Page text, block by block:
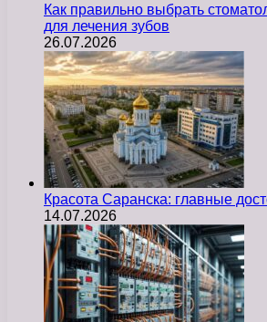
Как правильно выбрать
для лечения зубов
26.07.2026
Красота Саранска: главные
14.07.2026